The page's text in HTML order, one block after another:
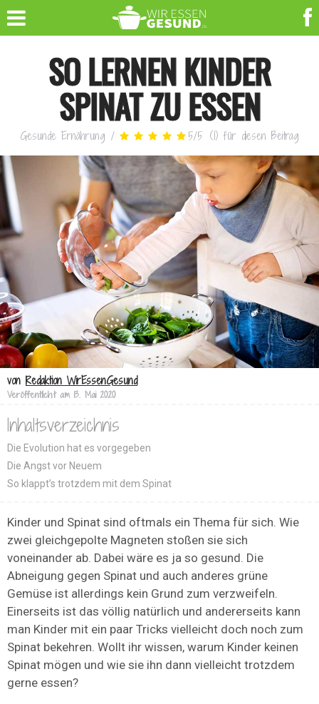
SO LERNEN KINDER
SPINAT ZU ESSEN
Gesunde Ernährung / 5/5 (1) für diesen Beitrag
von Redaktion WirEssenGesund
Veröffentlicht am 13. Mai 2020
Inhaltsverzeichnis
Die Evolution hat es vorgegeben
Die Angst vor Neuem
So klappt’s trotzdem mit dem Spinat
Kinder und Spinat sind oftmals ein Thema für sich. Wie
zwei gleichgepolte Magneten stoßen sie sich
voneinander ab. Dabei wäre es ja so gesund. Die
Abneigung gegen Spinat und auch anderes grüne
Gemüse ist allerdings kein Grund zum verzweifeln.
Einerseits ist das völlig natürlich und andererseits kann
man Kinder mit ein paar Tricks vielleicht doch noch zum
Spinat bekehren. Wollt ihr wissen, warum Kinder keinen
Spinat mögen und wie sie ihn dann vielleicht trotzdem
gerne essen?